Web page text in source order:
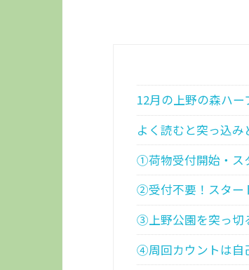
12月の上野の森ハ
よく読むと突っ込
①荷物受付開始・ス
②受付不要！スター
③上野公園を突っ切
④周回カウントは自